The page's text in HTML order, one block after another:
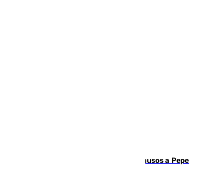
Granada despide con lágrimas y aplausos a Pepe